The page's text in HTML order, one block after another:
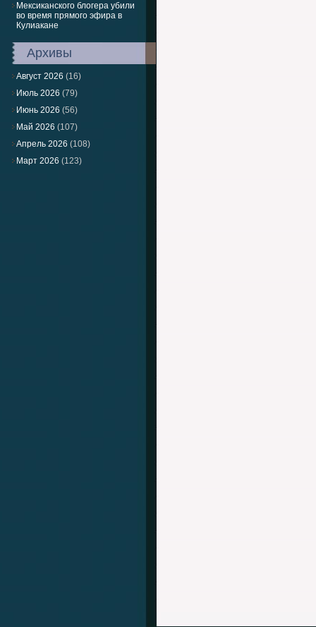
Мексиканского блогера убили
во время прямого эфира в
Кулиакане
Архивы
Август 2026 (16)
Июль 2026 (79)
Июнь 2026 (56)
Май 2026 (107)
Апрель 2026 (108)
Март 2026 (123)